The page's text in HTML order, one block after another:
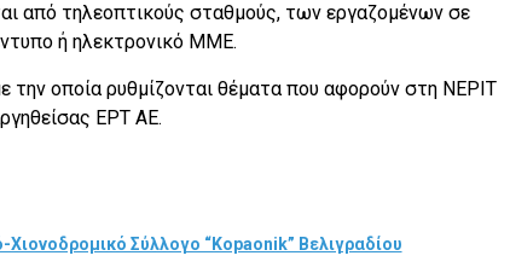
από τηλεοπτικούς σταθμούς, των εργαζομένων σε
ή ηλεκτρονικό ΜΜΕ.
την οποία ρυθμίζονται θέματα που αφορούν στη ΝΕΡΙΤ
ΕΡΤ ΑΕ.
Σύλλογο “Kopaonik” Βελιγραδίου